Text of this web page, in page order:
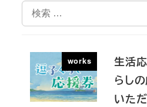
検
索
works
生活
らし
いた